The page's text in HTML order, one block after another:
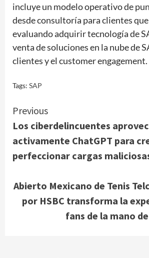
incluye un modelo operativo de
desde consultoría para clientes
evaluando adquirir tecnología de
venta de soluciones en la nube de
clientes y el customer engagement.
Tags: SAP
Continue
Reading
Previous
Los ciberdelincuentes
activamente ChatGPT para
perfeccionar cargas
Abierto Mexicano de Tenis
por HSBC transforma la
fans de la mano